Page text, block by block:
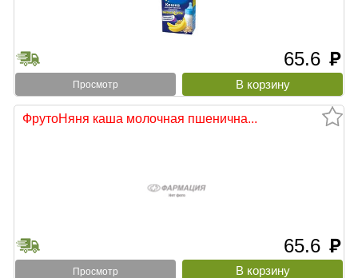
65.6 руб
Просмотр
ФрутоНяня каша молочная пшенична...
65.6 руб
Просмотр